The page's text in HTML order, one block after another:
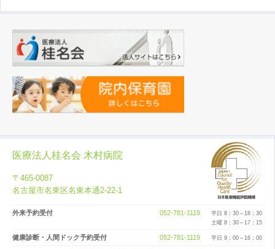
医療法人桂名会 木村病院
〒465-0087
名古屋市名東区名東本通2-22-1
外来予約受付 052-781-1119
平日 8：30～18：30
土曜 8：30～17：15
健康診断・人間ドック予約受付 052-781-1119 平日 9：00～16：00